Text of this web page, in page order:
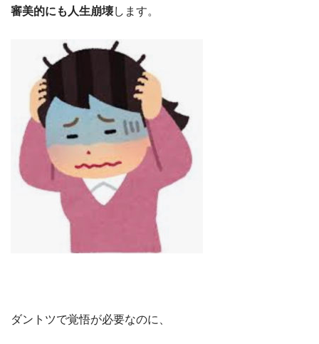
審美的にも人生崩壊します。
ダントツで覚悟が必要なのに、